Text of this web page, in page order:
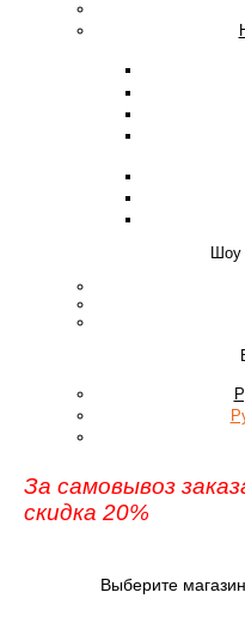
Шоу
За самовывоз
скидка 20%
Выберите